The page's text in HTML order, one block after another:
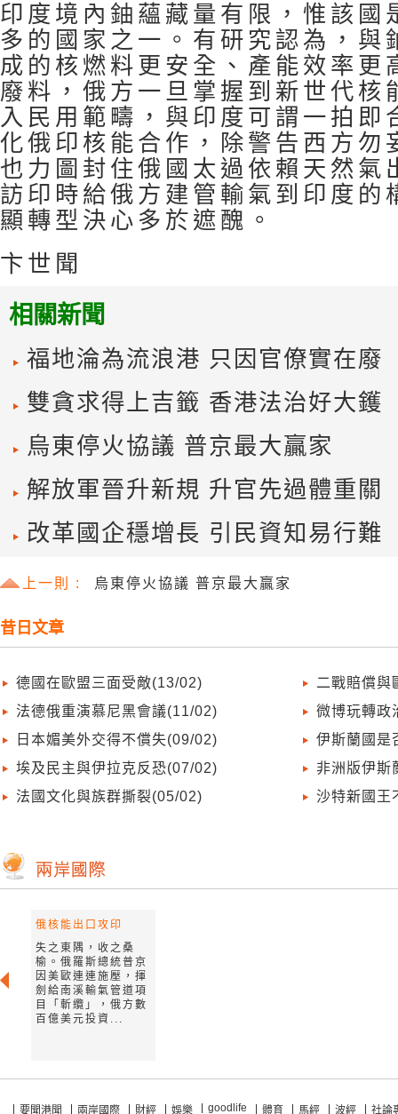
印度境內鈾蘊藏量有限，惟該國
多的國家之一。有研究認為，與
成的核燃料更安全、產能效率更
廢料，俄方一旦掌握到新世代核
入民用範疇，與印度可謂一拍即
化俄印核能合作，除警告西方勿
也力圖封住俄國太過依賴天然氣
訪印時給俄方建管輸氣到印度的
顯轉型決心多於遮醜。
卞世聞
相關新聞
福地淪為流浪港 只因官僚實在廢
雙貪求得上吉籤 香港法治好大鑊
烏東停火協議 普京最大贏家
解放軍晉升新規 升官先過體重關
改革國企穩增長 引民資知易行難
上一則 : 烏東停火協議 普京最大贏家
昔日文章
德國在歐盟三面受敵(13/02)
法德俄重演慕尼黑會議(11/02)
日本媚美外交得不償失(09/02)
埃及民主與伊拉克反恐(07/02)
法國文化與族群撕裂(05/02)
二戰賠償與
微博玩轉政
伊斯蘭國是
非洲版伊斯
沙特新國王
俄核能出口攻印
失之東隅，收之桑
榆。俄羅斯總統普京
因美歐連連施壓，揮
劍給南溪輸氣管道項
目「斬纜」，俄方數
百億美元投資...
要聞港聞 兩岸國際 財經 娛樂 goodlife 體育 馬經 波經 社論